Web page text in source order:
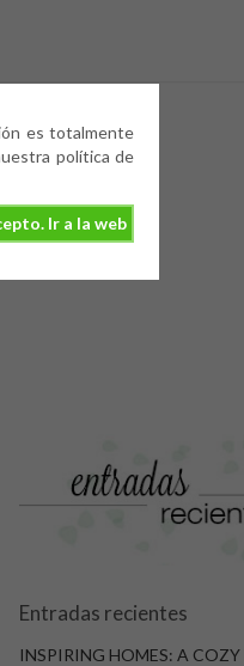
es totalmente
política de
Ir a la web
Entradas recientes
INSPIRING HOMES: A COZY